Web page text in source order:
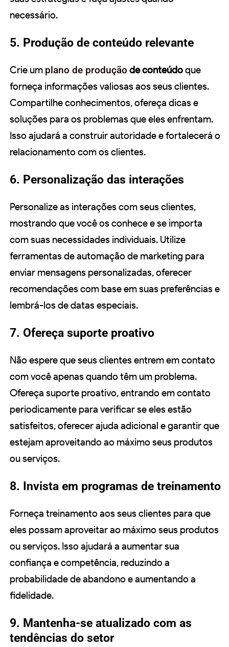
necessário.
5. Produção de conteúdo relevante
Crie um plano de produção de conteúdoque
forneça informações valiosas aos seus clientes.
Compartilhe conhecimentos, ofereça dicas e
soluções para os problemas que eles enfrentam.
Isso ajudará a construir autoridade e fortalecerá o
relacionamento com os clientes.
6. Personalização das interações
Personalize as interações com seus clientes,
mostrando que você os conhece e se importa
com suas necessidades individuais. Utilize
ferramentas de automação de marketing para
enviar mensagens personalizadas, oferecer
recomendações com base em suas preferências e
lembrá-los de datas especiais.
7. Ofereça suporte proativo
Não espere que seus clientes entrem em contato
com você apenas quando têm um problema.
Ofereça suporte proativo, entrando em contato
periodicamente para verificar se eles estão
satisfeitos, oferecer ajuda adicional e garantir que
estejam aproveitando ao máximo seus produtos
ou serviços.
8. Invista em programas de treinamento
Forneça treinamento aos seus clientes para que
eles possam aproveitar ao máximo seus produtos
ou serviços. Isso ajudará a aumentar sua
confiança e competência, reduzindo a
probabilidade de abandono e aumentando a
fidelidade.
9. Mantenha-se atualizado com as
tendências do setor